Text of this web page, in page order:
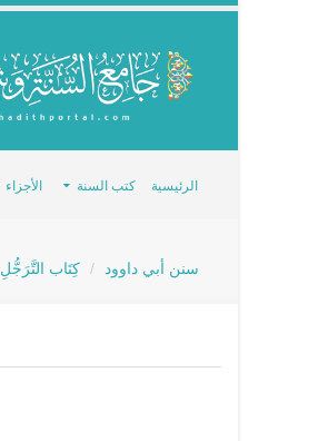
الرئيسية كتب السنة الأجزاء
سنن أبي داوود كِتَاب التَّرَجُّلِ